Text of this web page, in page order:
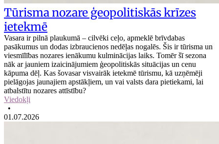
Tūrisma nozare ģeopolitiskās krīzes
ietekmē
Vasara ir pilnā plaukumā – cilvēki ceļo, apmeklē brīvdabas
pasākumus un dodas izbraucienos nedēļas nogalēs. Šis ir tūrisma un
viesmīlības nozares ienākumu kulminācijas laiks. Tomēr šī sezona
nāk ar jauniem izaicinājumiem ģeopolitiskās situācijas un cenu
kāpuma dēļ. Kas šovasar visvairāk ietekmē tūrismu, kā uzņēmēji
pielāgojas jaunajiem apstākļiem, un vai valsts dara pietiekami, lai
atbalstītu nozares attīstību?
Viedokļi
•
01.07.2026